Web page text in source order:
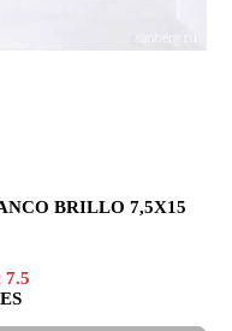
BRILLO 7,5X15
7.5